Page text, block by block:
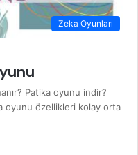
Zeka Oyunları
Patika oyunu indir?
oyunu özellikleri kolay orta